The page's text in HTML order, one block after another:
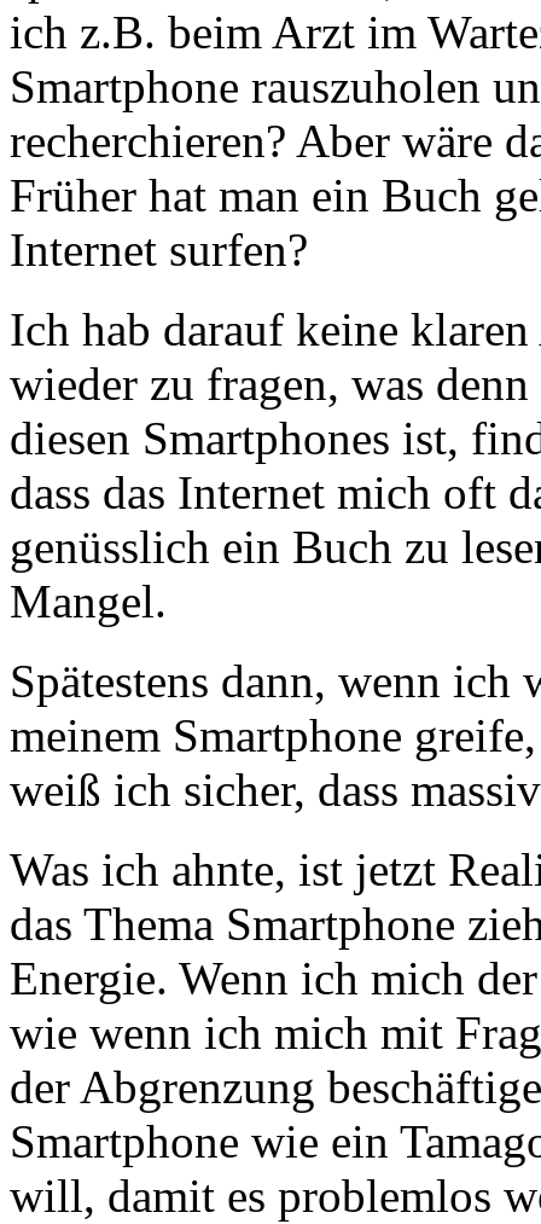
ich z.B. beim Arzt im
Smartphone rauszuholen
recherchieren? Aber wäre
Früher hat man ein Buch
Internet surfen?
Ich hab darauf keine
wieder zu fragen, was
diesen Smartphones ist,
dass das Internet mich oft
genüsslich ein Buch zu
Mangel.
Spätestens dann, wenn
meinem Smartphone
weiß ich sicher, dass
Was ich ahnte, ist jetzt
das Thema Smartphone
Energie. Wenn ich mich
wie wenn ich mich mit
der Abgrenzung
Smartphone wie ein
will, damit es problemlos